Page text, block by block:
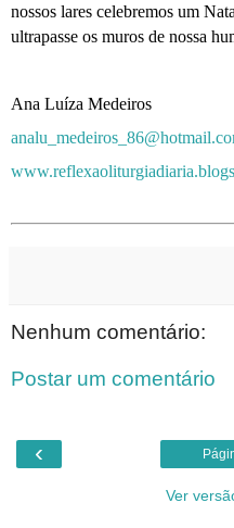
nossos lares celebremos um
ultrapasse os muros de nossa
Ana Luíza Medeiros
Nenhum comentário:
Postar um comentário
‹
Ver